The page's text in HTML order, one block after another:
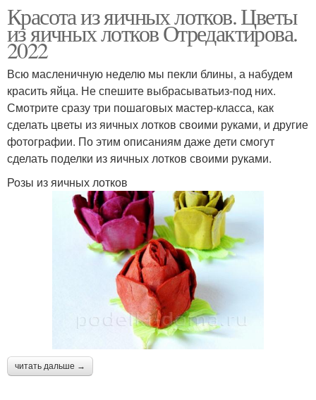
Красота из яичных лотков. Цветы
из яичных лотков Отредактирова.
2022
Всю масленичную неделю мы пекли блины, а набудем
красить яйца. Не спешите выбрасыватьиз-под них.
Смотрите сразу три пошаговых мастер-класса, как
сделать цветы из яичных лотков своими руками, и другие
фотографии. По этим описаниям даже дети смогут
сделать поделки из яичных лотков своими руками.
Розы из яичных лотков
читать дальше →